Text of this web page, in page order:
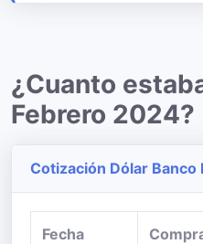
¿Cuanto
Febrero 2024?
Cotización Dólar Banco
Fecha